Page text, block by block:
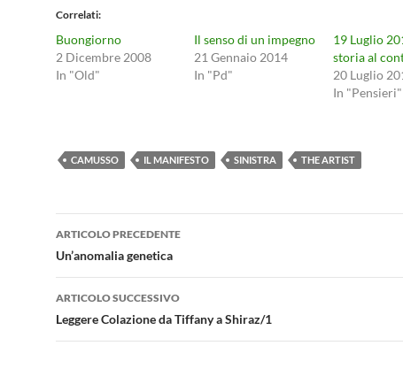
Correlati
Buongiorno
2 Dicembre 2008
In "Old"
Il senso di un impegno
21 Gennaio 2014
In "Pd"
19 Luglio
storia al
20 Luglio
In "Pensieri"
CAMUSSO IL MANIFESTO SINISTRA THE ARTIST
Navigazione
articolo
ARTICOLO PRECEDENTE
Un’anomalia genetica
ARTICOLO SUCCESSIVO
Leggere Colazione da Tiffany a Shiraz/1